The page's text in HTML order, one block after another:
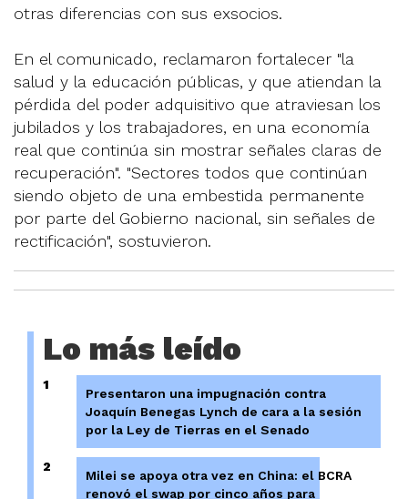
otras diferencias con sus exsocios.
En el comunicado, reclamaron fortalecer "la
salud y la educación públicas, y que atiendan la
pérdida del poder adquisitivo que atraviesan los
jubilados y los trabajadores, en una economía
real que continúa sin mostrar señales claras de
recuperación". "Sectores todos que continúan
siendo objeto de una embestida permanente
por parte del Gobierno nacional, sin señales de
rectificación", sostuvieron.
Lo más leído
1
Presentaron una impugnación contra
Joaquín Benegas Lynch de cara a la sesión
por la Ley de Tierras en el Senado
2
Milei se apoya otra vez en China: el BCRA
renovó el swap por cinco años para